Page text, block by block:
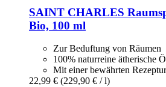
SAINT CHARLES
Bio, 100 ml
Zur Beduftung von Räumen
100% naturreine ätherische
Mit einer bewährten Rezeptur
22,99 € (229,90 € / l)